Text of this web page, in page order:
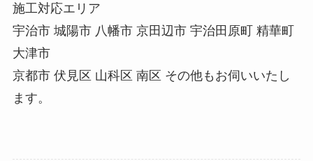
施工対応エリア
宇治市 城陽市 八幡市 京田辺市 宇治田原町 精華町
大津市
京都市 伏見区 山科区 南区 その他もお伺いいたし
ます。